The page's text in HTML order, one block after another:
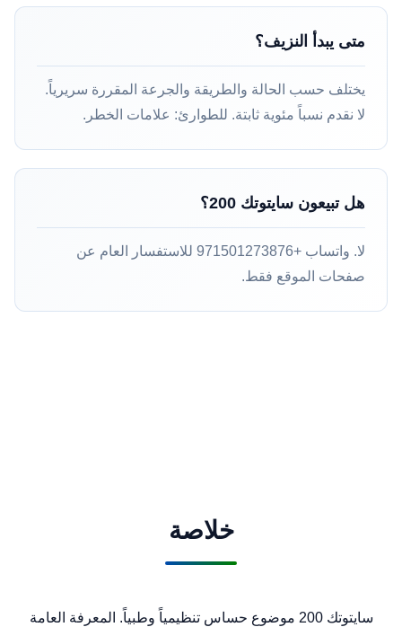
متى يبدأ النزيف؟
يختلف حسب الحالة والطريقة والجرعة المقررة سريرياً.
لا نقدم نسباً مئوية ثابتة. للطوارئ: علامات الخطر .
هل تبيعون سايتوتك 200؟
لا. واتساب +971501273876 للاستفسار العام عن
صفحات الموقع فقط.
خلاصة
سايتوتك 200 موضوع حساس تنظيمياً وطبياً. المعرفة العامة